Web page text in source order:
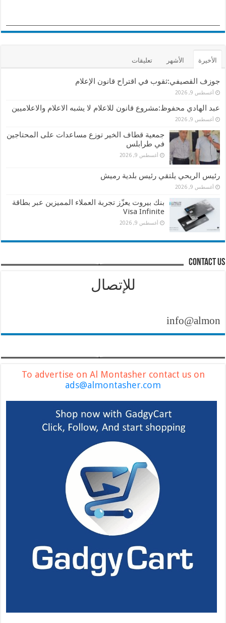
الأخيرة الأشهر تعليقات
جوزف القصيفي:ثقوب في اقتراح قانون الإعلام
أغسطس 9, 2026
عبد الهادي محفوظ:مشروع قانون للاعلام لا يشبه الاعلام والاعلاميين
أغسطس 9, 2026
جمعية قطاف الخير توزع مساعدات على المحتاجين
في طرابلس
أغسطس 9, 2026
رئيس الريحي يلتقي رئيس بلدية رميش
أغسطس 9, 2026
بنك بيروت يعزّز تجربة العملاء المميزين عبر بطاقة
Visa Infinite
أغسطس 9, 2026
contact us
للإتصال
To advertise on Al Montasher contact us on
ads@almontasher.com